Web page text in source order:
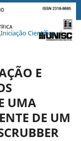
Científica /
E
UMA
DE UM